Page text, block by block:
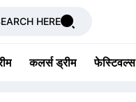
HERE
कलर्स ड्रीम फेस्टिवल्स